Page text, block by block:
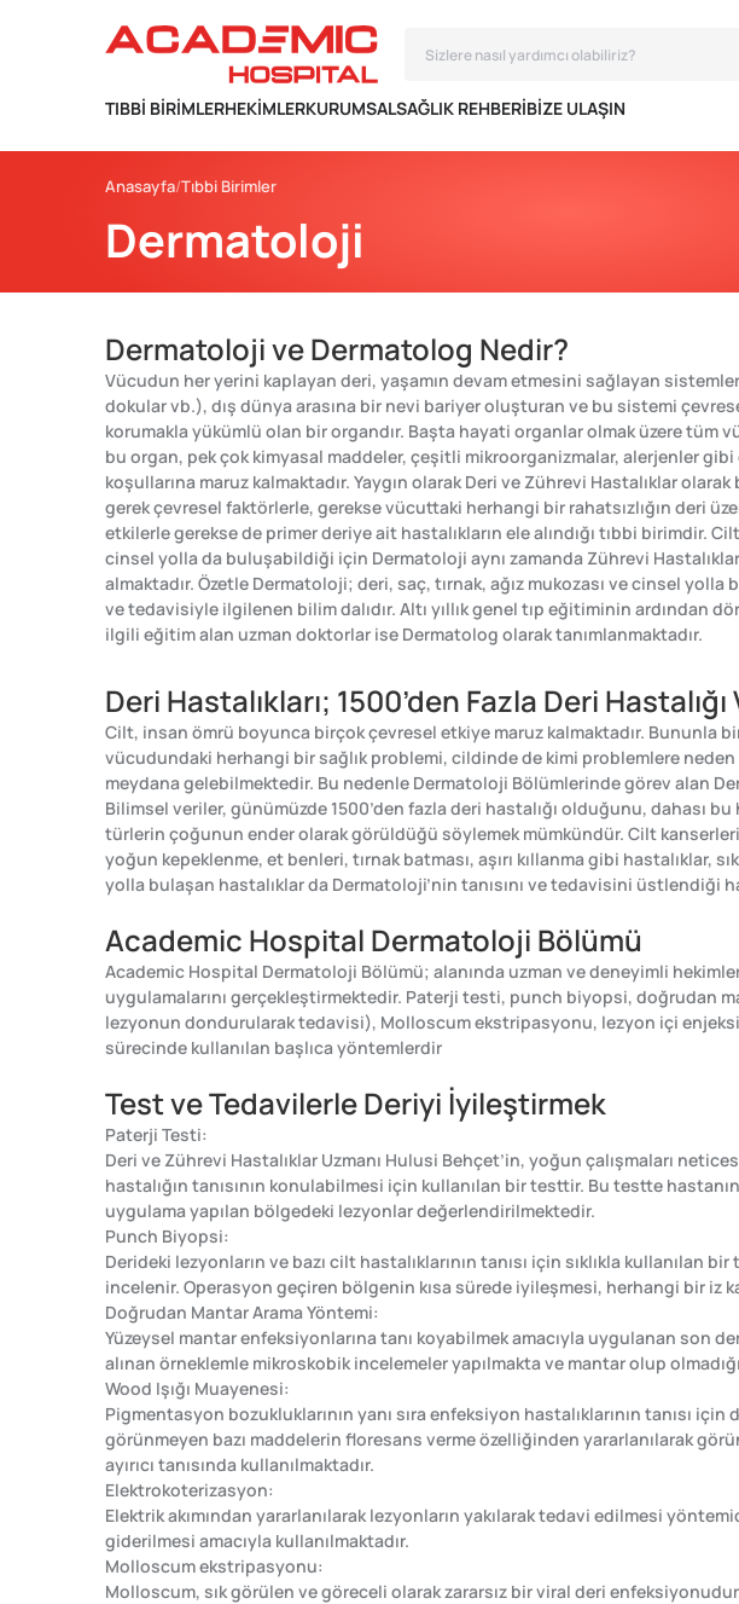
TIBBI BIRIMLERHEKIMLERKURUMSALSAĞLIK REHBERIBIZE ULAŞIN
Anasayfa Tıbbi Birimler
Dermatoloji
Dermatoloji ve Dermatolog Nedir?
Vücudun her yerini kaplayan deri, yaşamın devam etmesini sağlayan
dokular vb.), dış dünya arasına bir nevi bariyer oluşturan ve bu sistemi
korumakla yükümlü olan bir organdır. Başta hayati organlar olmak üzere tüm
bu organ, pek çok kimyasal maddeler, çeşitli mikroorganizmalar, alerjenler
koşullarına maruz kalmaktadır. Yaygın olarak Deri ve Zührevi Hastalıklar
gerek çevresel faktörlerle, gerekse vücuttaki herhangi bir rahatsızlığın deri
etkilerle gerekse de primer deriye ait hastalıkların ele alındığı tıbbi birimdir. Cilt
cinsel yolla da buluşabildiği için Dermatoloji aynı zamanda Zührevi
almaktadır. Özetle Dermatoloji; deri, saç, tırnak, ağız mukozası ve cinsel yolla
ve tedavisiyle ilgilenen bilim dalıdır. Altı yıllık genel tıp eğitiminin ardından
ilgili eğitim alan uzman doktorlar ise Dermatolog olarak tanımlanmaktadır.
Deri Hastalıkları; 1500’den Fazla Deri Hastalığı
Cilt, insan ömrü boyunca birçok çevresel etkiye maruz kalmaktadır. Bununla
vücudundaki herhangi bir sağlık problemi, cildinde de kimi problemlere
meydana gelebilmektedir. Bu nedenle Dermatoloji Bölümlerinde görev alan
Bilimsel veriler, günümüzde 1500’den fazla deri hastalığı olduğunu, dahası
türlerin çoğunun ender olarak görüldüğü söylemek mümkündür. Cilt
yoğun kepeklenme, et benleri, tırnak batması, aşırı kıllanma gibi hastalıklar,
yolla bulaşan hastalıklar da Dermatoloji’nin tanısını ve tedavisini üstlendiği
Academic Hospital Dermatoloji Bölümü
Academic Hospital Dermatoloji Bölümü; alanında uzman ve deneyimli
uygulamalarını gerçekleştirmektedir. Paterji testi, punch biyopsi, doğrudan
lezyonun dondurularak tedavisi), Molloscum ekstripasyonu, lezyon içi
sürecinde kullanılan başlıca yöntemlerdir
Test ve Tedavilerle Deriyi İyileştirmek
Paterji Testi:
Deri ve Zührevi Hastalıklar Uzmanı Hulusi Behçet’in, yoğun çalışmaları
hastalığın tanısının konulabilmesi için kullanılan bir testtir. Bu testte
uygulama yapılan bölgedeki lezyonlar değerlendirilmektedir.
Punch Biyopsi:
Derideki lezyonların ve bazı cilt hastalıklarının tanısı için sıklıkla
incelenir. Operasyon geçiren bölgenin kısa sürede iyileşmesi, herhangi bir iz
Doğrudan Mantar Arama Yöntemi:
Yüzeysel mantar enfeksiyonlarına tanı koyabilmek amacıyla uygulanan son
alınan örneklemle mikroskobik incelemeler yapılmakta ve mantar olup
Wood Işığı Muayenesi:
Pigmentasyon bozukluklarının yanı sıra enfeksiyon hastalıklarının tanısı
görünmeyen bazı maddelerin floresans verme özelliğinden yararlanılarak
ayırıcı tanısında kullanılmaktadır.
Elektrokoterizasyon:
Elektrik akımından yararlanılarak lezyonların yakılarak tedavi edilmesi
giderilmesi amacıyla kullanılmaktadır.
Molloscum ekstripasyonu:
Molloscum, sık görülen ve göreceli olarak zararsız bir viral deri